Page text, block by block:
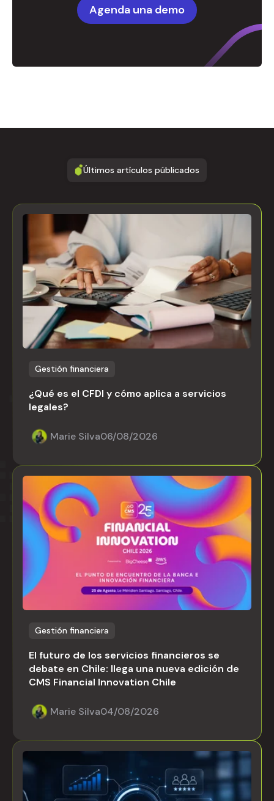
Agenda una demo
Últimos artículos públicados
Gestión financiera
¿Qué es el CFDI y cómo aplica a servicios
legales?
Marie Silva06/08/2026
Gestión financiera
El futuro de los servicios financieros se
debate en Chile: llega una nueva edición de
CMS Financial Innovation Chile
Marie Silva04/08/2026